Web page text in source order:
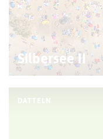
Silbersee II
DATTELN